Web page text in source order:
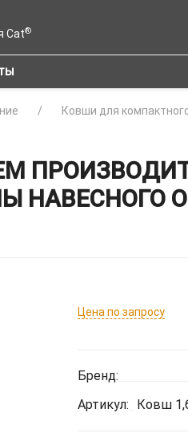
Cat®
Ковши для
НАВЕСНОГО
Цена по запросу
Бренд:
Артикул:
Ковш